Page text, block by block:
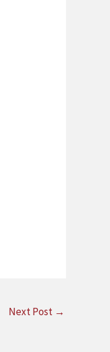
Next Post →